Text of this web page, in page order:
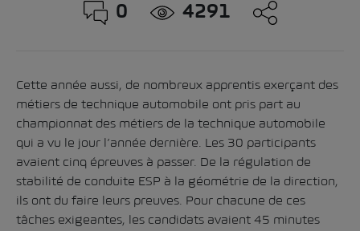
0 4291
Cette année aussi, de nombreux apprentis exerçant des
métiers de technique automobile ont pris part au
championnat des métiers de la technique automobile
qui a vu le jour l’année dernière. Les 30 participants
avaient cinq épreuves à passer. De la régulation de
stabilité de conduite ESP à la géométrie de la direction,
ils ont du faire leurs preuves. Pour chacune de ces
tâches exigeantes, les candidats avaient 45 minutes